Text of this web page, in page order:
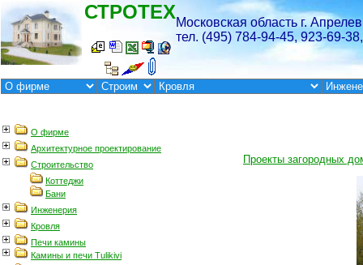
Проекты загородных